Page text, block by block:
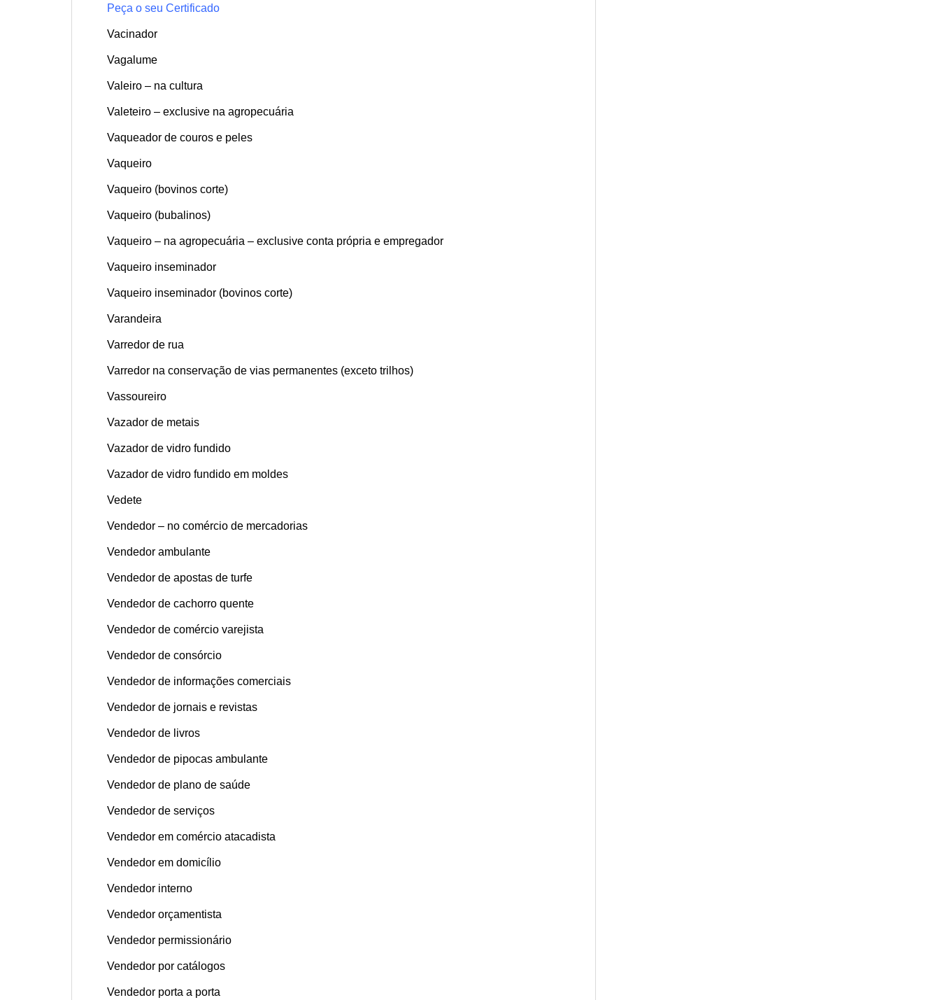
Peça o seu Certificado
Vacinador
Vagalume
Valeiro – na cultura
Valeteiro – exclusive na agropecuária
Vaqueador de couros e peles
Vaqueiro
Vaqueiro (bovinos corte)
Vaqueiro (bubalinos)
Vaqueiro – na agropecuária – exclusive conta própria e empregador
Vaqueiro inseminador
Vaqueiro inseminador (bovinos corte)
Varandeira
Varredor de rua
Varredor na conservação de vias permanentes (exceto trilhos)
Vassoureiro
Vazador de metais
Vazador de vidro fundido
Vazador de vidro fundido em moldes
Vedete
Vendedor – no comércio de mercadorias
Vendedor ambulante
Vendedor de apostas de turfe
Vendedor de cachorro quente
Vendedor de comércio varejista
Vendedor de consórcio
Vendedor de informações comerciais
Vendedor de jornais e revistas
Vendedor de livros
Vendedor de pipocas ambulante
Vendedor de plano de saúde
Vendedor de serviços
Vendedor em comércio atacadista
Vendedor em domicílio
Vendedor interno
Vendedor orçamentista
Vendedor permissionário
Vendedor por catálogos
Vendedor porta a porta